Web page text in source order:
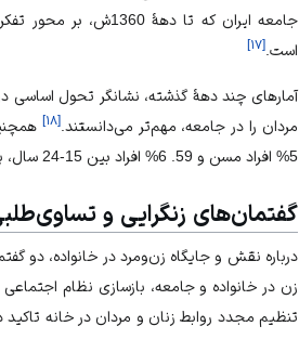
است. [۱۷]
مردان را در جامعه، مهم‌‏تر می‌‏دانستند.[۱۸] همچنین فقط 20% خانوارهای
5% افراد مسن و 59. 6% افراد بین 15-24 سال، پدر را تصمیم‌‏گیرندۀ اصلی خانوادۀ خود معرفی کرده‏‌اند.
گفتمان‏‌های زن‏گرایی و
درباره نقش و جایگاه زن‌ومرد در خانواده، دو
زن در خانواده و جامعه، بازسازی نظام
تنظیم مجدد روابط زنان و مردان در خانه